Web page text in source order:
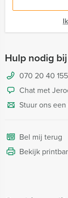
Hulp nodig
070 20 40 155
Chat met
Stuur ons
Bel mij terug
Bekijk